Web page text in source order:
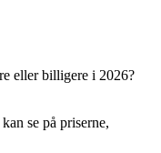
eller billigere i 2026?
se på priserne,